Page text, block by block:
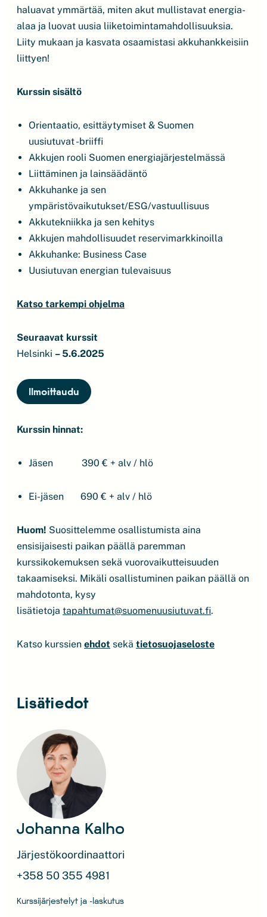
haluavat ymmärtää, miten akut mullistavat energia-
alaa ja luovat uusia liiketoimintamahdollisuuksia.
Liity mukaan ja kasvata osaamistasi akkuhankkeisiin
liittyen!
Kurssin sisältö
Orientaatio, esittäytymiset & Suomen
uusiutuvat -briiffi
Akkujen rooli Suomen energiajärjestelmässä
Liittäminen ja lainsäädäntö
Akkuhanke ja sen
ympäristövaikutukset/ESG/vastuullisuus
Akkutekniikka ja sen kehitys
Akkujen mahdollisuudet reservimarkkinoilla
Akkuhanke: Business Case
Uusiutuvan energian tulevaisuus
Katso tarkempi ohjelma
Seuraavat kurssit
Helsinki – 5.6.2025
Ilmoittaudu
Kurssin hinnat:
Jäsen 390 € + alv / hlö
Ei-jäsen 690 € + alv / hlö
Huom! Suosittelemme osallistumista aina
ensisijaisesti paikan päällä paremman
kurssikokemuksen sekä vuorovaikutteisuuden
takaamiseksi. Mikäli osallistuminen paikan päällä on
mahdotonta, kysy
lisätietoja tapahtumat@suomenuusiutuvat.fi.
Katso kurssien ehdot sekä tietosuojaseloste
Lisätiedot
Johanna Kalho
Järjestökoordinaattori
+358 50 355 4981
Kurssijärjestelyt ja -laskutus